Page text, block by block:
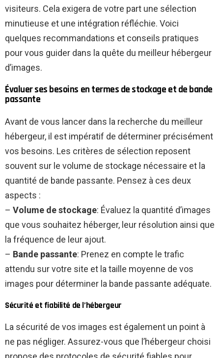
visiteurs. Cela exigera de votre part une sélection
minutieuse et une intégration réfléchie. Voici
quelques recommandations et conseils pratiques
pour vous guider dans la quête du meilleur hébergeur
d’images.
Évaluer ses besoins en termes de stockage et de bande
passante
Avant de vous lancer dans la recherche du meilleur
hébergeur, il est impératif de déterminer précisément
vos besoins. Les critères de sélection reposent
souvent sur le volume de stockage nécessaire et la
quantité de bande passante. Pensez à ces deux
aspects :
– Volume de stockage: Évaluez la quantité d’images
que vous souhaitez héberger, leur résolution ainsi que
la fréquence de leur ajout.
– Bande passante: Prenez en compte le trafic
attendu sur votre site et la taille moyenne de vos
images pour déterminer la bande passante adéquate.
Sécurité et fiabilité de l’hébergeur
La sécurité de vos images est également un point à
ne pas négliger. Assurez-vous que l’hébergeur choisi